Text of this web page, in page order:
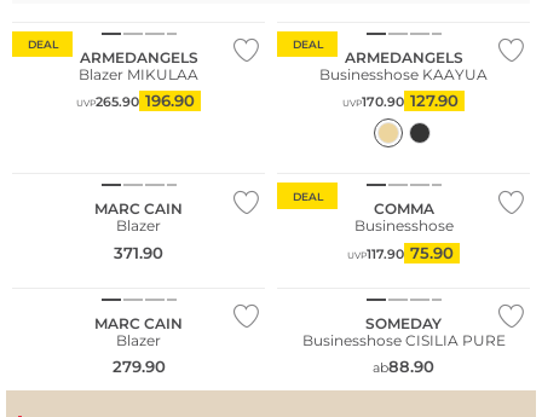
DEAL
ARMEDANGELS
Blazer MIKULAA
UVP265.90 196.90
DEAL
ARMEDANGELS
Businesshose KAAYUA
UVP170.90 127.90
MARC CAIN
Blazer
371.90
DEAL
COMMA
Businesshose
UVP117.90 75.90
MARC CAIN
Blazer
279.90
SOMEDAY
Businesshose CISILIA PURE
ab88.90